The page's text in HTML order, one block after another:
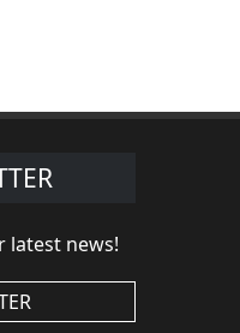
latest news!